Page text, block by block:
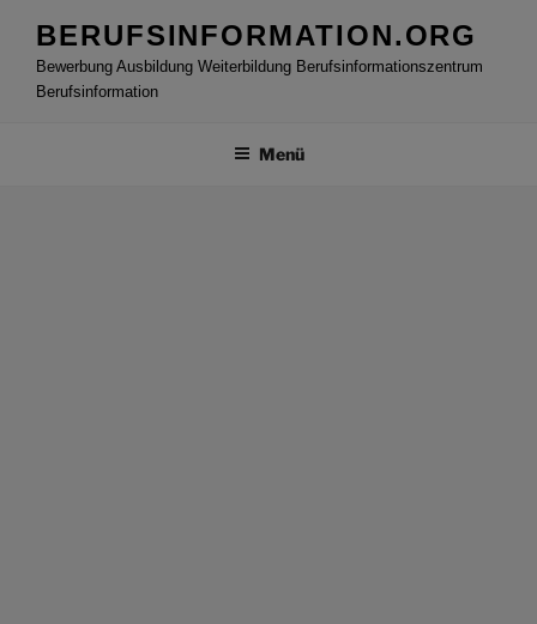
Inhalt
springen
BERUFSINFORMATION.ORG
Bewerbung Ausbildung Weiterbildung Berufsinformationszentrum
Berufsinformation
Menü